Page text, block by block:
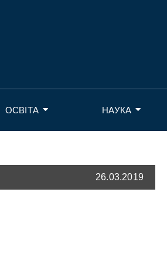
ОСВІТА НАУКА
26.03.2019